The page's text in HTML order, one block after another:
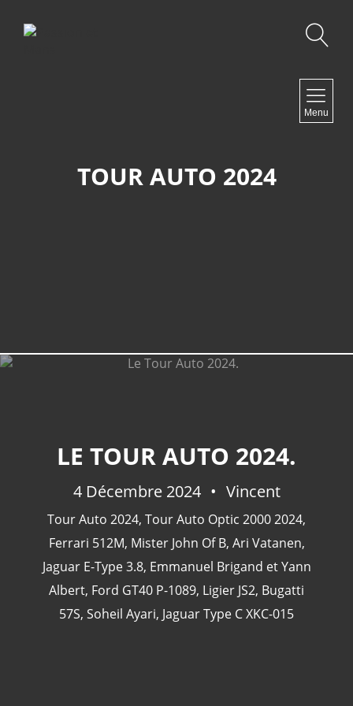
Menu
TOUR AUTO 2024
LE TOUR AUTO 2024.
4 Décembre 2024 Vincent
Tour Auto 2024, Tour Auto Optic 2000 2024,
Ferrari 512M, Mister John Of B, Ari Vatanen,
Jaguar E-Type 3.8, Emmanuel Brigand et Yann
Albert, Ford GT40 P-1089, Ligier JS2, Bugatti
57S, Soheil Ayari, Jaguar Type C XKC-015
24 Heures Du Mans(18)
24 Heures Du Mans 1963